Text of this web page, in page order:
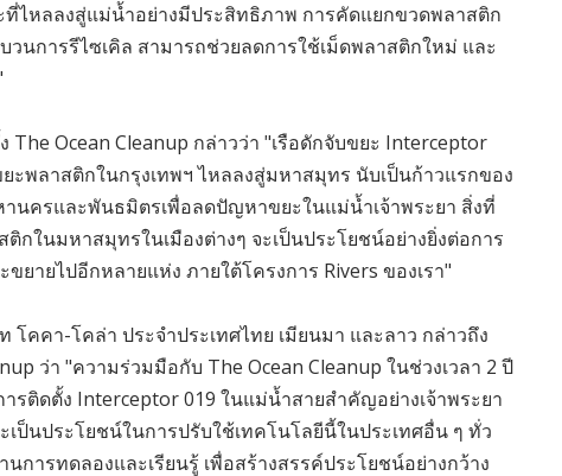
ที่ไหลลงสู่แม่น้ำอย่างมีประสิทธิภาพ การคัดแยกขวดพลาสติก
นการรีไซเคิล สามารถช่วยลดการใช้เม็ดพลาสติกใหม่ และ
Ocean Cleanup กล่าวว่า "เรือดักจับขยะ Interceptor
พลาสติกในกรุงเทพฯ ไหลลงสู่มหาสมุทร นับเป็นก้าวแรกของ
นครและพันธมิตรเพื่อลดปัญหาขยะในแม่น้ำเจ้าพระยา สิ่งที่
กในมหาสมุทรในเมืองต่างๆ จะเป็นประโยชน์อย่างยิ่งต่อการ
ยายไปอีกหลายแห่ง ภายใต้โครงการ Rivers ของเรา"
โคคา-โคล่า ประจำประเทศไทย เมียนมา และลาว กล่าวถึง
ว่า "ความร่วมมือกับ The Ocean Cleanup ในช่วงเวลา 2 ปี
รติดตั้ง Interceptor 019 ในแม่น้ำสายสำคัญอย่างเจ้าพระยา
ป็นประโยชน์ในการปรับใช้เทคโนโลยีนี้ในประเทศอื่น ๆ ทั่ว
การทดลองและเรียนรู้ เพื่อสร้างสรรค์ประโยชน์อย่างกว้าง